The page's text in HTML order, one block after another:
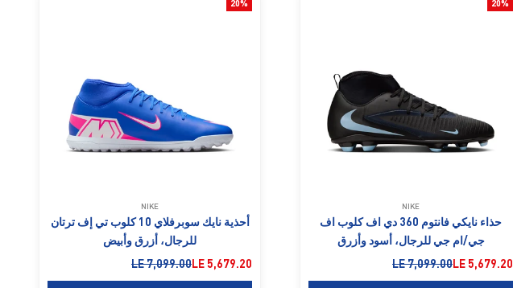
20%
NIKE
حذاء نايكي فانتوم 360 دي اف كلوب اف
جي/ام جي للرجال، أسود وأزرق
السعر بعد الخصم
LE 5,679.20السعر قبل الخصم
LE 7,099.00
20%
NIKE
أحذية نايك سوبرفلاي 10 كلوب تي إف ترتان
للرجال، أزرق وأبيض
السعر بعد الخصم
LE 5,679.20السعر قبل الخصم
LE 7,099.00